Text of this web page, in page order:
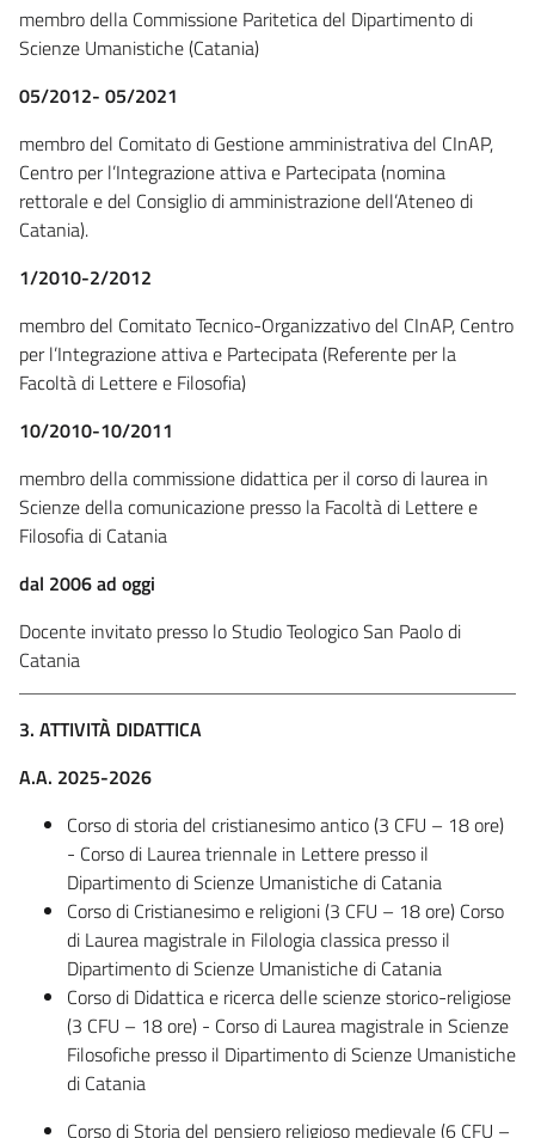
membro della Commissione Paritetica del Dipartimento di
Scienze Umanistiche (Catania)
05/2012- 05/2021
membro del Comitato di Gestione amministrativa del CInAP,
Centro per l’Integrazione attiva e Partecipata (nomina
rettorale e del Consiglio di amministrazione dell’Ateneo di
Catania).
1/2010-2/2012
membro del Comitato Tecnico-Organizzativo del CInAP, Centro
per l’Integrazione attiva e Partecipata (Referente per la
Facoltà di Lettere e Filosofia)
10/2010-10/2011
membro della commissione didattica per il corso di laurea in
Scienze della comunicazione presso la Facoltà di Lettere e
Filosofia di Catania
dal 2006 ad oggi
Docente invitato presso lo Studio Teologico San Paolo di
Catania
3. ATTIVITÀ DIDATTICA
A.A. 2025-2026
Corso di storia del cristianesimo antico (3 CFU – 18 ore)
- Corso di Laurea triennale in Lettere presso il
Dipartimento di Scienze Umanistiche di Catania
Corso di Cristianesimo e religioni (3 CFU – 18 ore) Corso
di Laurea magistrale in Filologia classica presso il
Dipartimento di Scienze Umanistiche di Catania
Corso di Didattica e ricerca delle scienze storico-religiose
(3 CFU – 18 ore) - Corso di Laurea magistrale in Scienze
Filosofiche presso il Dipartimento di Scienze Umanistiche
di Catania
Corso di Storia del pensiero religioso medievale (6 CFU –